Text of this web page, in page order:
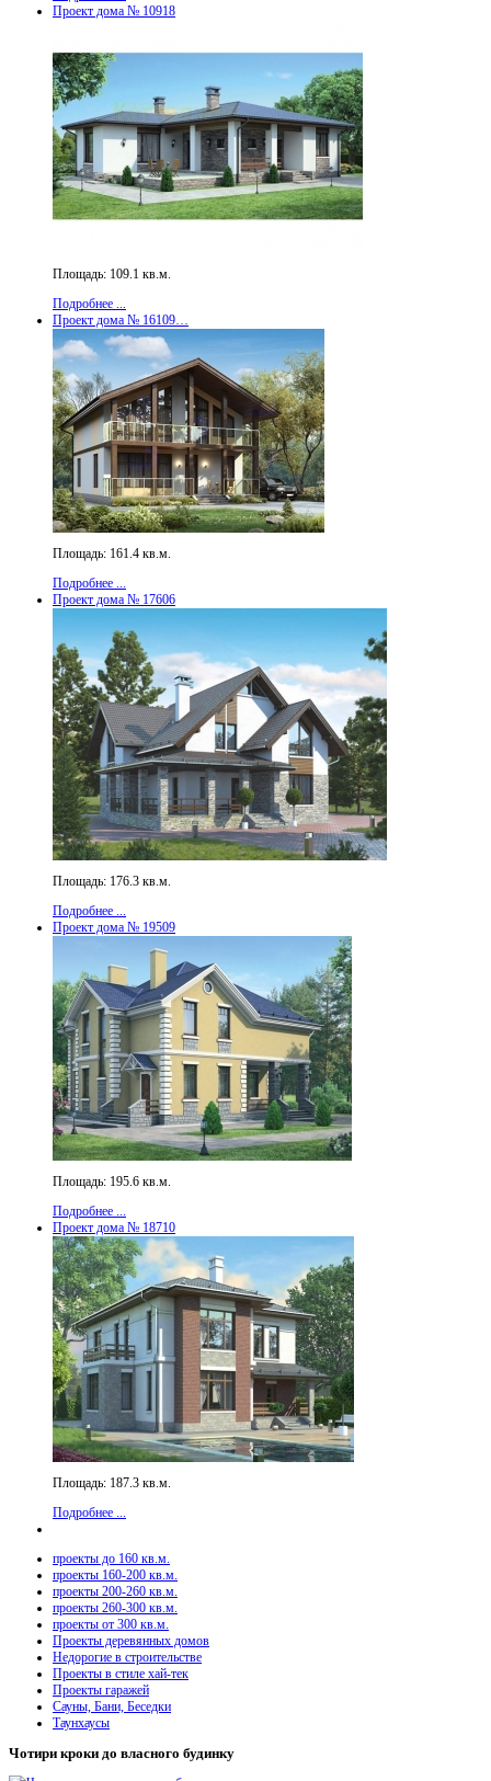
Проект дома № 10918
Площадь: 109.1 кв.м.
Подробнее ...
Проект дома № 16109…
Площадь: 161.4 кв.м.
Подробнее ...
Проект дома № 17606
Площадь: 176.3 кв.м.
Подробнее ...
Проект дома № 19509
Площадь: 195.6 кв.м.
Подробнее ...
Проект дома № 18710
Площадь: 187.3 кв.м.
Подробнее ...
проекты до 160 кв.м.
проекты 160-200 кв.м.
проекты 200-260 кв.м.
проекты 260-300 кв.м.
проекты от 300 кв.м.
Проекты деревянных домов
Недорогие в строительстве
Проекты в стиле хай-тек
Проекты гаражей
Сауны, Бани, Беседки
Таунхаусы
Чотири кроки до власного будинку